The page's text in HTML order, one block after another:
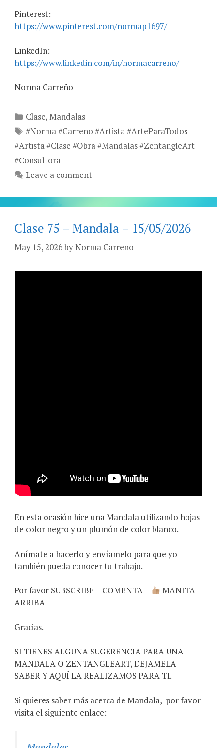
Pinterest:
https://www.pinterest.com/normap1697/
LinkedIn:
https://www.linkedin.com/in/normacarreno/
Norma Carreño
Categories
Clase,Mandalas
Tags
#Norma #Carreno #Artista #ArteParaTodos
#Artista #Clase #Obra #Mandalas #ZentangleArt
#Consultora
Leave a comment
Clase 75 – Mandala – 15/05/2026
May 15, 2026byNorma Carreno
En esta ocasión hice una Mandala utilizando hojas
de color negro y un plumón de color blanco.
Anímate a hacerlo y envíamelo para que yo
también pueda conocer tu trabajo.
Por favor SUBSCRIBE + COMENTA +
MANITA
ARRIBA
Gracias.
SI TIENES ALGUNA SUGERENCIA PARA UNA
MANDALA O ZENTANGLEART, DEJAMELA
SABER Y AQUÍ LA REALIZAMOS PARA TI.
Si quieres saber más acerca de Mandala, por favor
visita el siguiente enlace: